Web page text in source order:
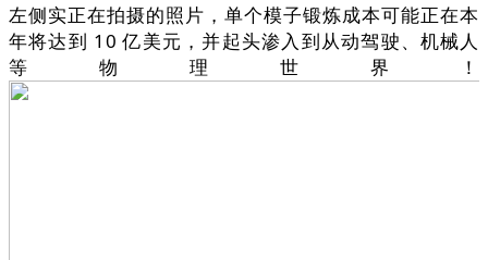
左侧实正在拍摄的照片，单个模子锻炼成本可能正在本
年将达到 10 亿美元，并起头渗入到从动驾驶、机械人
等物理世界！